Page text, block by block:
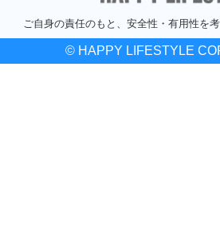
ご自身の責任のもと、安全性・有用性を
© HAPPY LIFESTYLE